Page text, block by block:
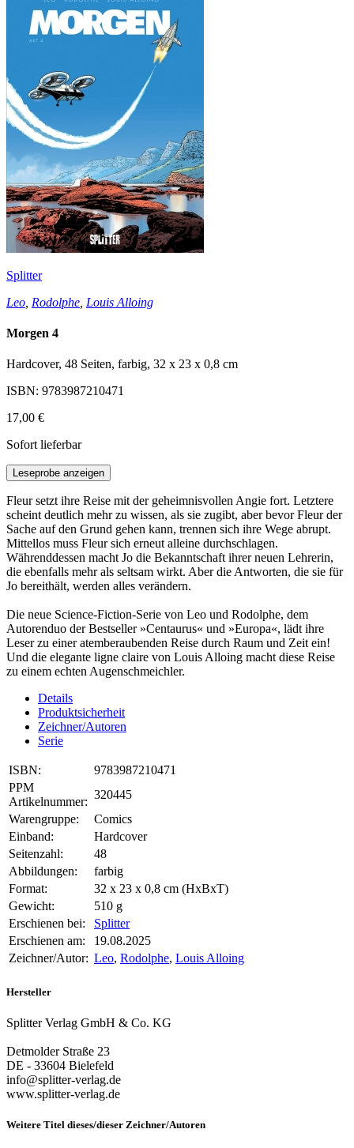
Splitter
Leo Rodolphe Louis Alloing
Morgen 4
Hardcover, 48 Seiten, farbig, 32 x 23 x 0,8 cm
ISBN: 9783987210471
17,00 €
Sofort lieferbar
Leseprobe anzeigen
Fleur setzt ihre Reise mit der geheimnisvollen Angie fort. Letztere
scheint deutlich mehr zu wissen, als sie zugibt, aber bevor Fleur der
Sache auf den Grund gehen kann, trennen sich ihre Wege abrupt.
Mittellos muss Fleur sich erneut alleine durchschlagen.
Währenddessen macht Jo die Bekanntschaft ihrer neuen Lehrerin,
die ebenfalls mehr als seltsam wirkt. Aber die Antworten, die sie für
Jo bereithält, werden alles verändern.
Die neue Science-Fiction-Serie von Leo und Rodolphe, dem
Autorenduo der Bestseller »Centaurus« und »Europa«, lädt ihre
Leser zu einer atemberaubenden Reise durch Raum und Zeit ein!
Und die elegante ligne claire von Louis Alloing macht diese Reise
zu einem echten Augenschmeichler.
Details
Produktsicherheit
Zeichner/Autoren
Serie
ISBN:
9783987210471
PPM
Artikelnummer:
320445
Warengruppe:
Comics
Einband:
Hardcover
Seitenzahl:
48
Abbildungen:
farbig
Format:
32 x 23 x 0,8 cm (HxBxT)
Gewicht:
510 g
Erschienen bei:
Splitter
Erschienen am:
19.08.2025
Zeichner/Autor: Leo, Rodolphe, Louis Alloing
Hersteller
Splitter Verlag GmbH & Co. KG
Detmolder Straße 23
DE - 33604 Bielefeld
info@splitter-verlag.de
www.splitter-verlag.de
Weitere Titel dieses/dieser Zeichner/Autoren